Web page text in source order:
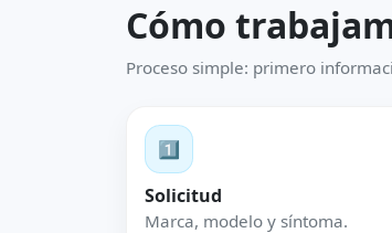
Cómo
Proceso simple: primero
1️⃣
Solicitud
Marca, modelo y síntoma.